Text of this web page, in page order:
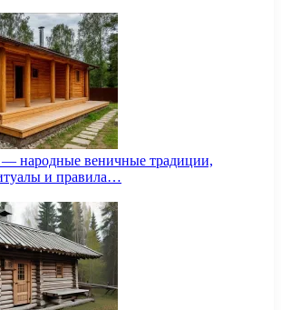
— народные веничные традиции,
и правила…